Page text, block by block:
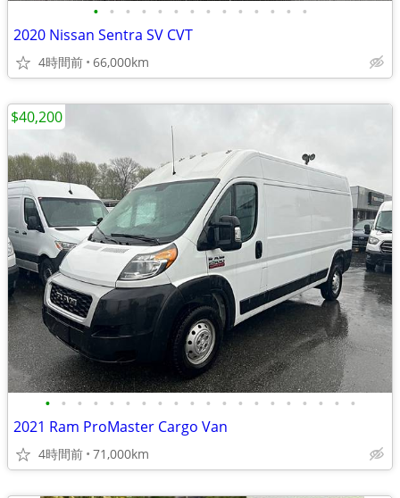
• • • • • • • • • • • • • •
2020 Nissan Sentra SV CVT
4時間前 66,000km
• • • • • • • • • • • • • • • • • • • •
2021 Ram ProMaster Cargo Van
4時間前 71,000km
$40,200